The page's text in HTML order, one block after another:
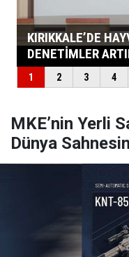
MKE’nin Yerli
Dünya